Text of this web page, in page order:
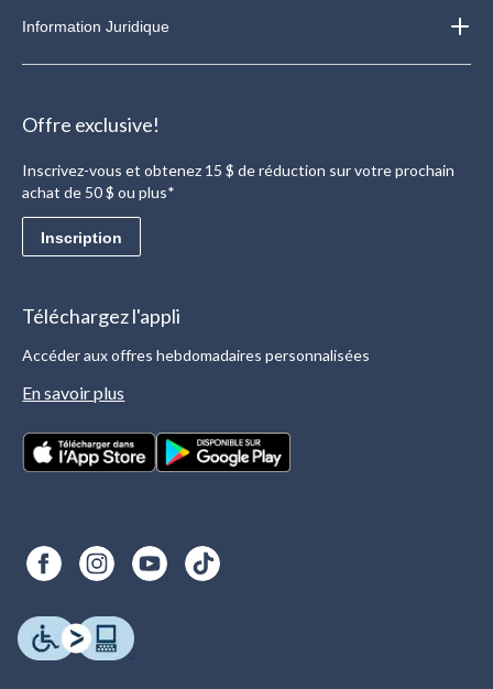
Information Juridique
Offre exclusive!
Inscrivez-vous et obtenez 15 $ de réduction sur votre prochain
achat de 50 $ ou plus*
Inscription
Téléchargez l'appli
Accéder aux offres hebdomadaires personnalisées
En savoir plus